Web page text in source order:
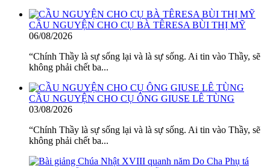
CẦU NGUYỆN CHO CỤ BÀ TÊRESA BÙI THỊ MỸ
06/08/2026
“Chính Thầy là sự sống lại và là sự sống. Ai tin vào Thầy, sẽ
không phải chết ba...
CẦU NGUYỆN CHO CỤ ÔNG GIUSE LÊ TÙNG
03/08/2026
“Chính Thầy là sự sống lại và là sự sống. Ai tin vào Thầy, sẽ
không phải chết ba...